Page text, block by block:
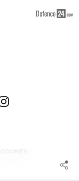
COOKIES